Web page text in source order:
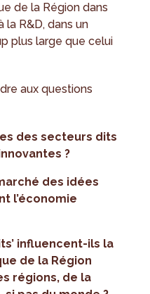
de la Région dans
la R&D, dans un
plus large que celui
aux questions
des secteurs dits
?
des idées
l’économie
influencent-ils la
de la Région
régions, de la